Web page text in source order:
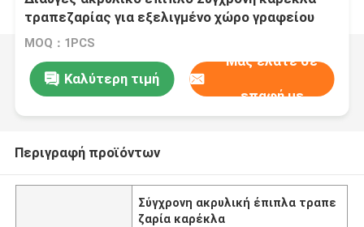
τραπεζαρίας για εξελιγμένο χώρο γραφείου
MOQ：1PCS
Καλύτερη τιμή
Μας ελάτε σε
επαφή με
Περιγραφή προϊόντων
Σύγχρονη ακρυλική έπιπλα τραπε
ζαρία καρέκλα